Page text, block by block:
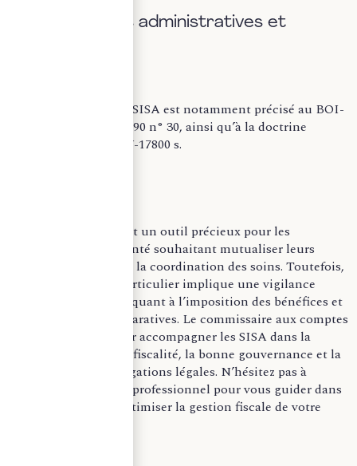
C. Références administratives et
Le régime fiscal des SISA est notamment précisé au BOI-
BIC-CHAMP-70-20-90 n° 30, ainsi qu’à la doctrine
administrative DC-V-17800 s.
Les SISA constituent un outil précieux pour les
professionnels de santé souhaitant mutualiser leurs
moyens et améliorer la coordination des soins. Toutefois,
leur régime fiscal particulier implique une vigilance
accrue, notamment quant à l’imposition des bénéfices et
aux obligations déclaratives. Le commissaire aux comptes
joue un rôle clé pour accompagner les SISA dans la
sécurisation de leur fiscalité, la bonne gouvernance et la
conformité aux obligations légales. N’hésitez pas à
solliciter l’avis d’un professionnel pour vous guider dans
ces démarches et optimiser la gestion fiscale de votre